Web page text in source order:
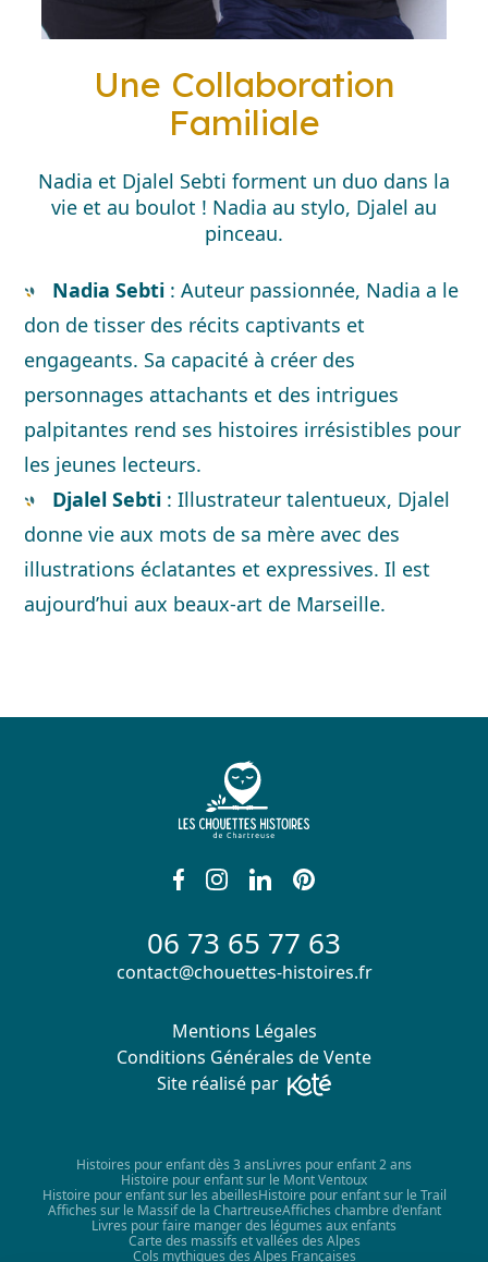
Une Collaboration
Familiale
Nadia et Djalel Sebti forment un duo dans la
vie et au boulot ! Nadia au stylo, Djalel au
pinceau.
Nadia Sebti : Auteur passionnée, Nadia a le
don de tisser des récits captivants et
engageants. Sa capacité à créer des
personnages attachants et des intrigues
palpitantes rend ses histoires irrésistibles pour
les jeunes lecteurs.
Djalel Sebti : Illustrateur talentueux, Djalel
donne vie aux mots de sa mère avec des
illustrations éclatantes et expressives. Il est
aujourd’hui aux beaux-art de Marseille.
06 73 65 77 63
contact@chouettes-histoires.fr
Mentions Légales
Conditions Générales de Vente
Site réalisé par
Histoires pour enfant dès 3 ansLivres pour enfant 2 ans
Histoire pour enfant sur le Mont Ventoux
Histoire pour enfant sur les abeillesHistoire pour enfant sur le Trail
Affiches sur le Massif de la ChartreuseAffiches chambre d'enfant
Livres pour faire manger des légumes aux enfants
Carte des massifs et vallées des Alpes
Cols mythiques des Alpes Françaises